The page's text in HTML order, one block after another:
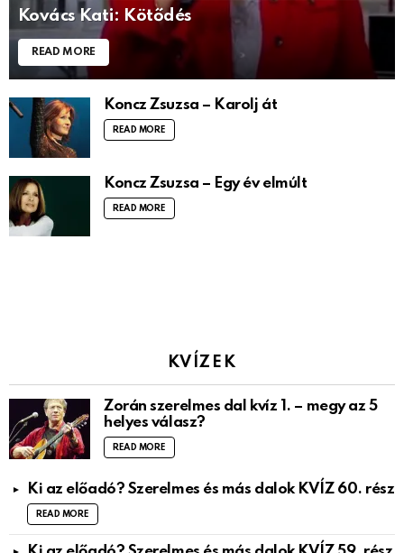
Kovács Kati: Kötődés
READ MORE
Koncz Zsuzsa – Karolj át
READ MORE
Koncz Zsuzsa – Egy év elmúlt
READ MORE
KVÍZEK
Zorán szerelmes dal kvíz 1. – megy az 5
helyes válasz?
READ MORE
Ki az előadó? Szerelmes és más dalok KVÍZ 60. rész
READ MORE